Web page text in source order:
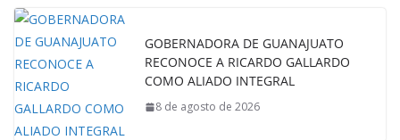
GOBERNADORA DE GUANAJUATO
RECONOCE A RICARDO GALLARDO
COMO ALIADO INTEGRAL
8 de agosto de 2026